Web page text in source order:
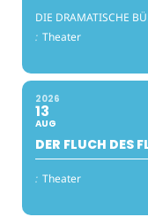
DIE DRAMATISCHE
: Theater
2026
13
AUG
DER FLUCH DES
: Theater